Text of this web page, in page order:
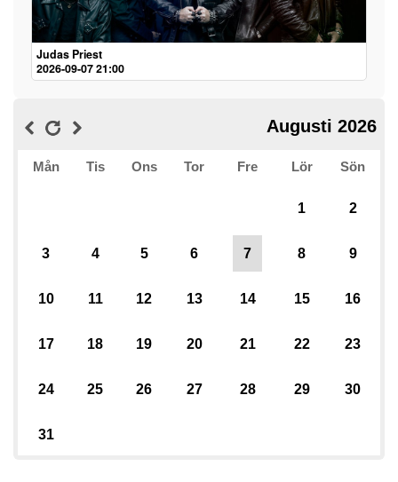
Judas Priest
2026-09-07 21:00
Augusti 2026
Mån Tis Ons Tor Fre Lör Sön
1 2
3 4 5 6 7 8 9
10 11 12 13 14 15 16
17 18 19 20 21 22 23
24 25 26 27 28 29 30
31